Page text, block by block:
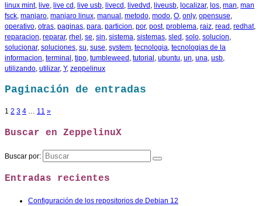
linux mint, live, live cd , live usb, livecd , livedvd , liveusb, localizar, los, man, man
fsck, manjaro, manjaro linux, manual , metodo, modo, O, only, opensuse,
operativo, otras, paginas, para, particion, por, post, problema, raiz, read , redhat,
reparacion, reparar, rhel , se, sin, sistema, sistemas, sled , solo, solucion,
solucionar, soluciones, su, suse, system, tecnologia, tecnologias de la
informacion, terminal , tipo, tumbleweed , tutorial , ubuntu, un, una, usb,
utilizando, utilizar, Y, zeppelinux
Paginación de entradas
1 2 3 4 11 »
Buscar en ZeppelinuX
Buscar por:
Entradas recientes
Configuración de los repositorios de Debian 12